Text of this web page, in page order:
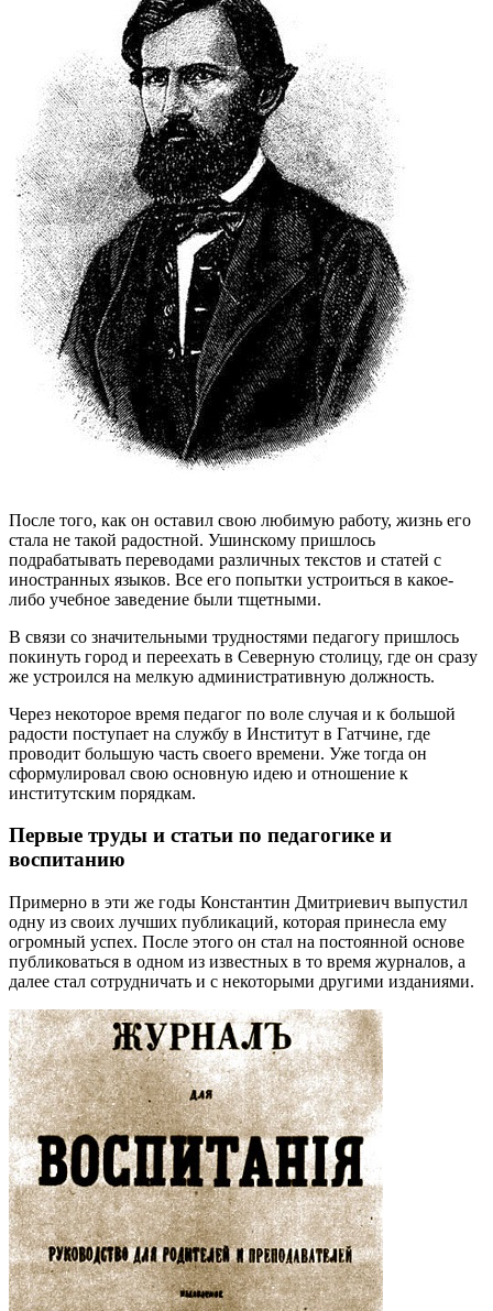
После того, как он оставил свою любимую работу, жизнь его
стала не такой радостной. Ушинскому пришлось
подрабатывать переводами различных текстов и статей с
иностранных языков. Все его попытки устроиться в какое-
либо учебное заведение были тщетными.
В связи со значительными трудностями педагогу пришлось
покинуть город и переехать в Северную столицу, где он сразу
же устроился на мелкую административную должность.
Через некоторое время педагог по воле случая и к большой
радости поступает на службу в Институт в Гатчине, где
проводит большую часть своего времени. Уже тогда он
сформулировал свою основную идею и отношение к
институтским порядкам.
Первые труды и статьи по педагогике и
воспитанию
Примерно в эти же годы Константин Дмитриевич выпустил
одну из своих лучших публикаций, которая принесла ему
огромный успех. После этого он стал на постоянной основе
публиковаться в одном из известных в то время журналов, а
далее стал сотрудничать и с некоторыми другими изданиями.